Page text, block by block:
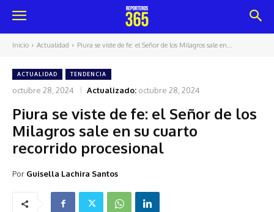
Inicio Actualidad Piura se viste de fe: el Señor de los Milagros sale en...
ACTUALIDAD TENDENCIA
octubre 28, 2024 Actualizado: octubre 28, 2024
Piura se viste de fe: el Señor de los
Milagros sale en su cuarto
recorrido procesional
Por Guisella Lachira Santos